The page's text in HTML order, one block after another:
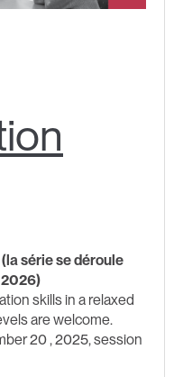
série se déroule
2026)
skills in a relaxed
are welcome.
20 , 2025, session